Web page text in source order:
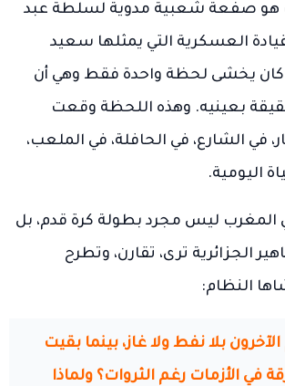
هو صفعة شعبية مدوية لسلطة عبد
العسكرية التي يمثلها سعيد
يخشى لحظة واحدة فقط وهي أن
بعينيه. وهذه اللحظة وقعت
في الشارع، في الحافلة، في الملعب،
اليومية.
المغرب ليس مجرد بطولة كرة قدم، بل
الجزائرية ترى، تقارن، وتطرح
النظام:
الآخرون بلا نفط ولا غاز، بينما بقيت
في الأزمات رغم الثروات؟ ولماذا